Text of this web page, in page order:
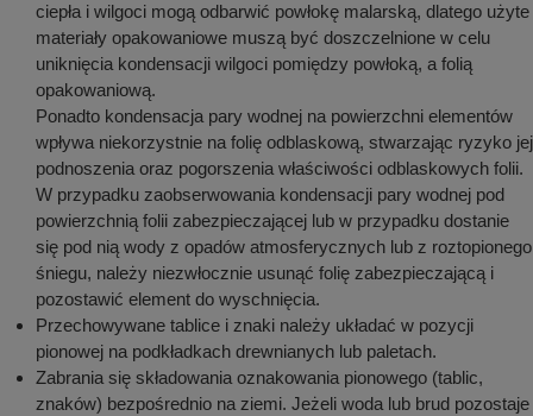
ciepła i wilgoci mogą odbarwić powłokę malarską, dlatego użyte
materiały opakowaniowe muszą być doszczelnione w celu
uniknięcia kondensacji wilgoci pomiędzy powłoką, a folią
opakowaniową.
Ponadto kondensacja pary wodnej na powierzchni elementów
wpływa niekorzystnie na folię odblaskową, stwarzając ryzyko jej
podnoszenia oraz pogorszenia właściwości odblaskowych folii.
W przypadku zaobserwowania kondensacji pary wodnej pod
powierzchnią folii zabezpieczającej lub w przypadku dostanie
się pod nią wody z opadów atmosferycznych lub z roztopionego
śniegu, należy niezwłocznie usunąć folię zabezpieczającą i
pozostawić element do wyschnięcia.
Przechowywane tablice i znaki należy układać w pozycji
pionowej na podkładkach drewnianych lub paletach.
Zabrania się składowania oznakowania pionowego (tablic,
znaków) bezpośrednio na ziemi. Jeżeli woda lub brud pozostaje